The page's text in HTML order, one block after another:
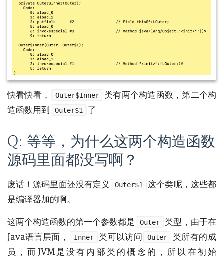
快看快看， Outer$Inner
类有两个构造函数，第二个构
造函数用到
Outer$1 了
Q: 等等，为什么这两个构造函数
源码里面都没写啊？
废话！源码里面还没有定义 Outer$1
这个类呢，这些都
是编译器加的啊。
这两个构造函数的第一个参数都是 Outer
类型，由于在
Java语言层面，
Inner 类可以访问 Outer
类所有的成
员，而JVM是没有内部类的概念的，所以在初始